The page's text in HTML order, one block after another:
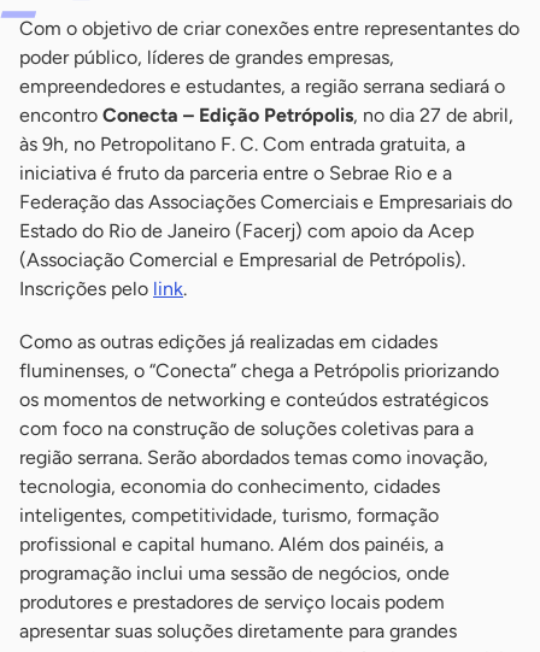
Com o objetivo de criar conexões entre representantes do
poder público, líderes de grandes empresas,
empreendedores e estudantes, a região serrana sediará o
encontro Conecta – Edição Petrópolis, no dia 27 de abril,
às 9h, no Petropolitano F. C. Com entrada gratuita, a
iniciativa é fruto da parceria entre o Sebrae Rio e a
Federação das Associações Comerciais e Empresariais do
Estado do Rio de Janeiro (Facerj) com apoio da Acep
(Associação Comercial e Empresarial de Petrópolis).
Inscrições pelo link.
Como as outras edições já realizadas em cidades
fluminenses, o “Conecta” chega a Petrópolis priorizando
os momentos de networking e conteúdos estratégicos
com foco na construção de soluções coletivas para a
região serrana. Serão abordados temas como inovação,
tecnologia, economia do conhecimento, cidades
inteligentes, competitividade, turismo, formação
profissional e capital humano. Além dos painéis, a
programação inclui uma sessão de negócios, onde
produtores e prestadores de serviço locais podem
apresentar suas soluções diretamente para grandes